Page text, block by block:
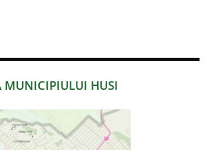
MUNICIPIULUI HUSI